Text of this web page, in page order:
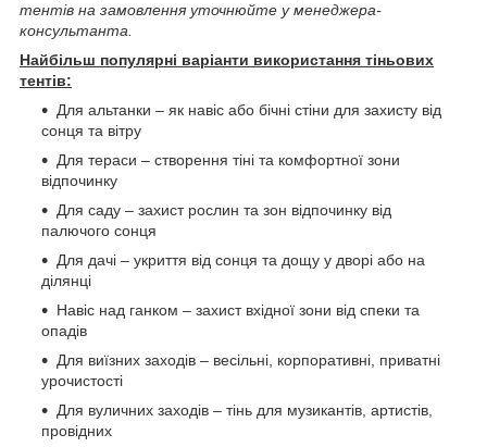
тентів на замовлення уточнюйте у менеджера-
консультанта.
Найбільш популярні варіанти використання тіньових
тентів:
Для альтанки – як навіс або бічні стіни для захисту від
сонця та вітру
Для тераси – створення тіні та комфортної зони
відпочинку
Для саду – захист рослин та зон відпочинку від
палючого сонця
Для дачі – укриття від сонця та дощу у дворі або на
ділянці
Навіс над ганком – захист вхідної зони від спеки та
опадів
Для виїзних заходів – весільні, корпоративні, приватні
урочистості
Для вуличних заходів – тінь для музикантів, артистів,
провідних